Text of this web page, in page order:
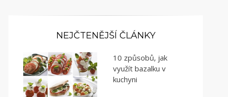
NEJČTENĚJŠÍ ČLÁNKY
10 způsobů, jak
využít bazalku v
kuchyni